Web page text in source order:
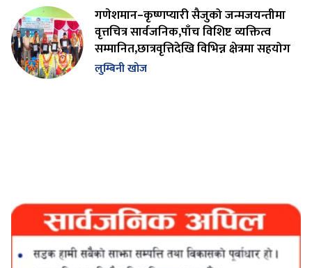
गणेशमान–कृष्णप्यारी सैजुको जन्मजयन्तीमा
वृत्तचित्र सार्वजनिक,पाँच विशिष्ट व्यक्तित्व
सम्मानित,छात्रवृत्तिदेखि विभिन्न क्षेत्रमा सहयोग
लुम्बिनी खोज